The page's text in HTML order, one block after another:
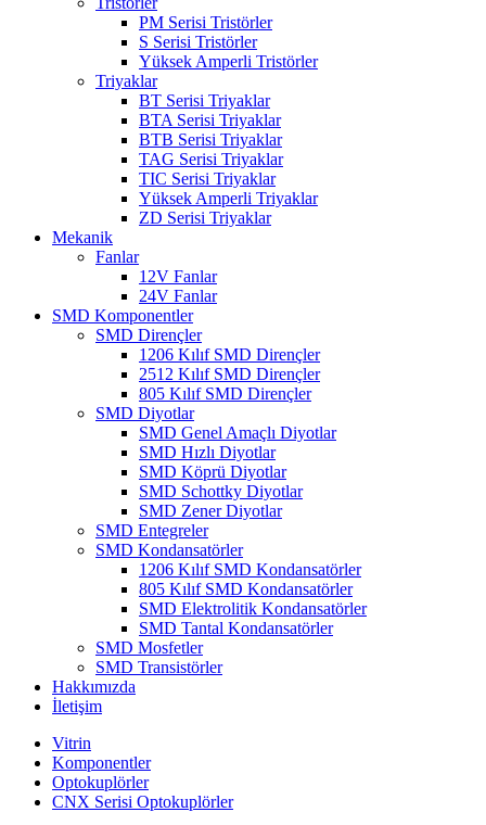
PM Serisi Tristörler
S Serisi Tristörler
Yüksek Amperli Tristörler
Triyaklar
BT Serisi Triyaklar
BTA Serisi Triyaklar
BTB Serisi Triyaklar
TAG Serisi Triyaklar
TIC Serisi Triyaklar
Yüksek Amperli Triyaklar
ZD Serisi Triyaklar
Mekanik
Fanlar
12V Fanlar
24V Fanlar
SMD Komponentler
SMD Dirençler
1206 Kılıf SMD Dirençler
2512 Kılıf SMD Dirençler
805 Kılıf SMD Dirençler
SMD Diyotlar
SMD Genel Amaçlı Diyotlar
SMD Hızlı Diyotlar
SMD Köprü Diyotlar
SMD Schottky Diyotlar
SMD Zener Diyotlar
SMD Entegreler
SMD Kondansatörler
1206 Kılıf SMD Kondansatörler
805 Kılıf SMD Kondansatörler
SMD Elektrolitik Kondansatörler
SMD Tantal Kondansatörler
SMD Mosfetler
SMD Transistörler
Hakkımızda
İletişim
Vitrin
Komponentler
Optokuplörler
CNX Serisi Optokuplörler